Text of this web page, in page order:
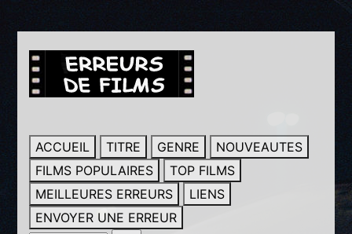
ACCUEIL TITRE GENRE
NOUVEAUTES
FILMS POPULAIRES
TOP FILMS
MEILLEURES ERREURS
LIENS
ENVOYER UNE ERREUR